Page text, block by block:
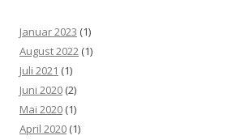
Januar 2023 (1)
August 2022 (1)
Juli 2021 (1)
Juni 2020 (2)
Mai 2020 (1)
April 2020 (1)